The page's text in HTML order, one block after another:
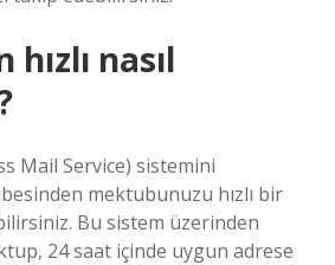
nasıl
Mail Service) sistemini
mektubunuzu hızlı bir
Bu sistem üzerinden
24 saat içinde uygun adrese